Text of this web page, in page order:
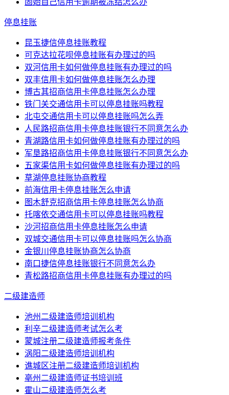
停息挂账
昆玉捷信停息挂账教程
可克达拉花呗停息挂账有办理过的吗
双河信用卡如何做停息挂账有办理过的吗
双丰信用卡如何做停息挂账怎么办理
博古其招商信用卡停息挂账怎么办理
铁门关交通信用卡可以停息挂账吗教程
北屯交通信用卡可以停息挂账吗怎么弄
人民路招商信用卡停息挂账银行不同意怎么办
青湖路信用卡如何做停息挂账有办理过的吗
军垦路招商信用卡停息挂账银行不同意怎么办
五家渠信用卡如何做停息挂账有办理过的吗
草湖停息挂账协商教程
前海信用卡停息挂账怎么申请
图木舒克招商信用卡停息挂账怎么协商
托喀依交通信用卡可以停息挂账吗教程
沙河招商信用卡停息挂账怎么申请
双城交通信用卡可以停息挂账吗怎么协商
金银川停息挂账协商怎么协商
南口捷信停息挂账银行不同意怎么办
青松路招商信用卡停息挂账有办理过的吗
二级建造师
池州二级建造师培训机构
利辛二级建造师考试怎么考
蒙城注册二级建造师报考条件
涡阳二级建造师培训机构
谯城区注册二级建造师培训机构
亳州二级建造师证书培训班
霍山二级建造师怎么考